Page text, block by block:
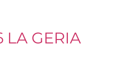
LA GERIA